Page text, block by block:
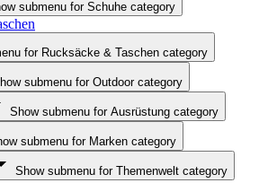
submenu for Schuhe category
for Rucksäcke & Taschen category
submenu for Outdoor category
Show submenu for Ausrüstung category
submenu for Marken category
Show submenu for Themenwelt category